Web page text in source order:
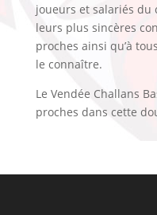
joueurs et salariés du
leurs plus sincères
proches ainsi qu’à
le connaître.
Le Vendée Challans
proches dans cette